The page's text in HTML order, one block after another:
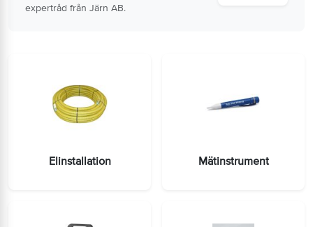
expertråd från Järn AB.
Elinstallation Mätinstrument